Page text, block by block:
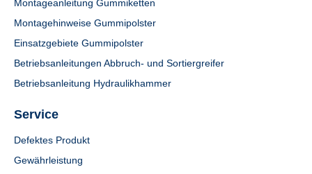
Montageanleitung Gummiketten
Montagehinweise Gummipolster
Einsatzgebiete Gummipolster
Betriebsanleitungen Abbruch- und Sortiergreifer
Betriebsanleitung Hydraulikhammer
Service
Defektes Produkt
Gewährleistung